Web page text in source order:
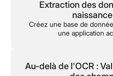
Extraction des
Créez une base de
une application
Au-delà de l'OCR :